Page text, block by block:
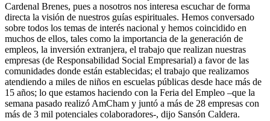
Cardenal Brenes, pues a nosotros nos interesa escuchar de forma
directa la visión de nuestros guías espirituales. Hemos conversado
sobre todos los temas de interés nacional y hemos coincidido en
muchos de ellos, tales como la importancia de la generación de
empleos, la inversión extranjera, el trabajo que realizan nuestras
empresas (de Responsabilidad Social Empresarial) a favor de las
comunidades donde están establecidas; el trabajo que realizamos
atendiendo a miles de niños en escuelas públicas desde hace más de
15 años; lo que estamos haciendo con la Feria del Empleo –que la
semana pasado realizó AmCham y juntó a más de 28 empresas con
más de 3 mil potenciales colaboradores-, dijo Sansón Caldera.